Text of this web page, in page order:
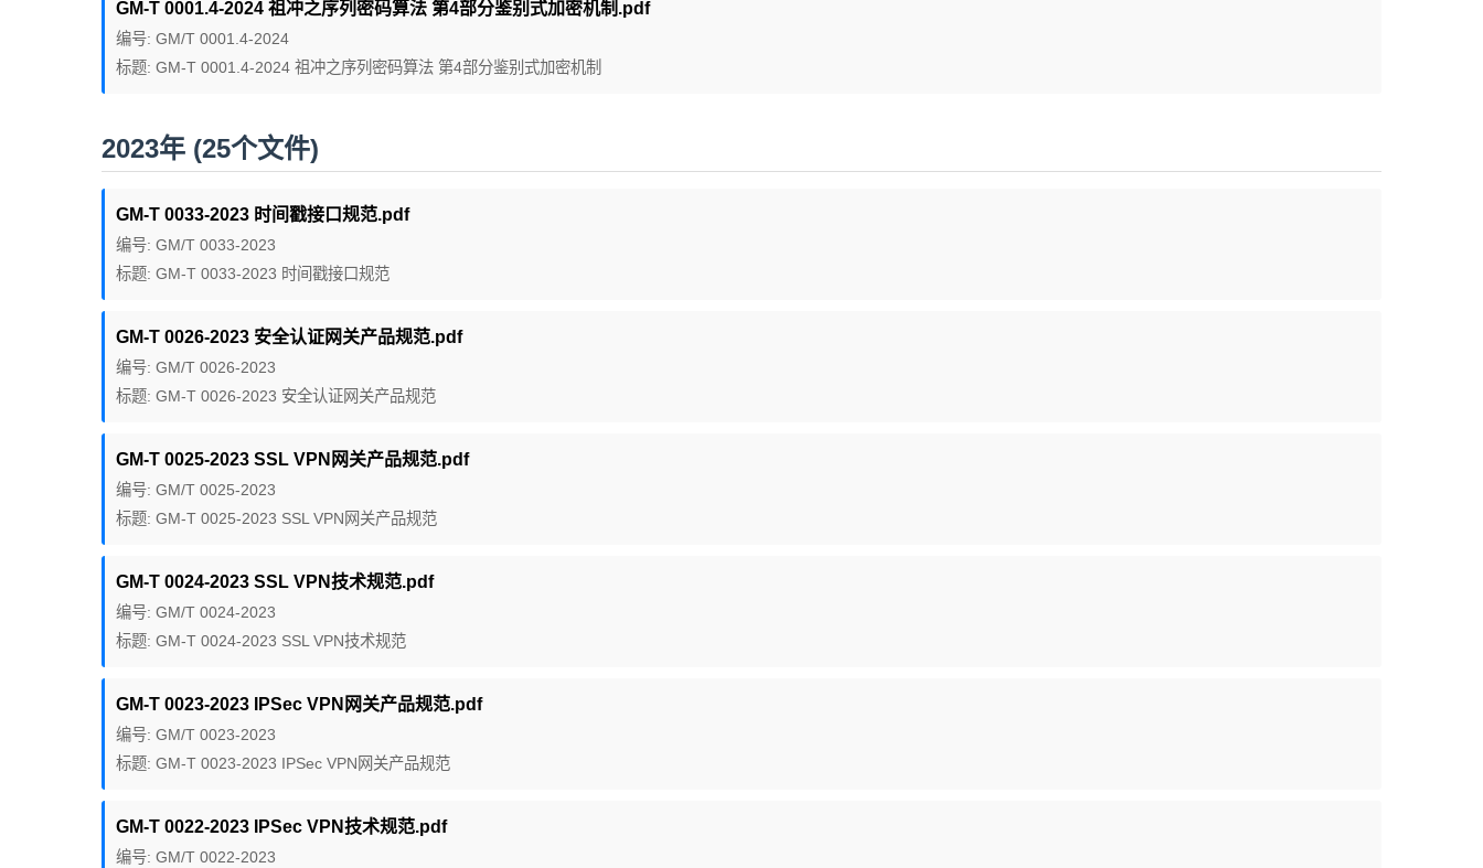
GM-T 0001.4-2024 祖冲之序列密码算法 第4部分鉴别式加密机制.pdf
编号: GM/T 0001.4-2024
标题: GM-T 0001.4-2024 祖冲之序列密码算法 第4部分鉴别式加密机制
2023年 (25个文件)
GM-T 0033-2023 时间戳接口规范.pdf
编号: GM/T 0033-2023
标题: GM-T 0033-2023 时间戳接口规范
GM-T 0026-2023 安全认证网关产品规范.pdf
编号: GM/T 0026-2023
标题: GM-T 0026-2023 安全认证网关产品规范
GM-T 0025-2023 SSL VPN网关产品规范.pdf
编号: GM/T 0025-2023
标题: GM-T 0025-2023 SSL VPN网关产品规范
GM-T 0024-2023 SSL VPN技术规范.pdf
编号: GM/T 0024-2023
标题: GM-T 0024-2023 SSL VPN技术规范
GM-T 0023-2023 IPSec VPN网关产品规范.pdf
编号: GM/T 0023-2023
标题: GM-T 0023-2023 IPSec VPN网关产品规范
GM-T 0022-2023 IPSec VPN技术规范.pdf
编号: GM/T 0022-2023